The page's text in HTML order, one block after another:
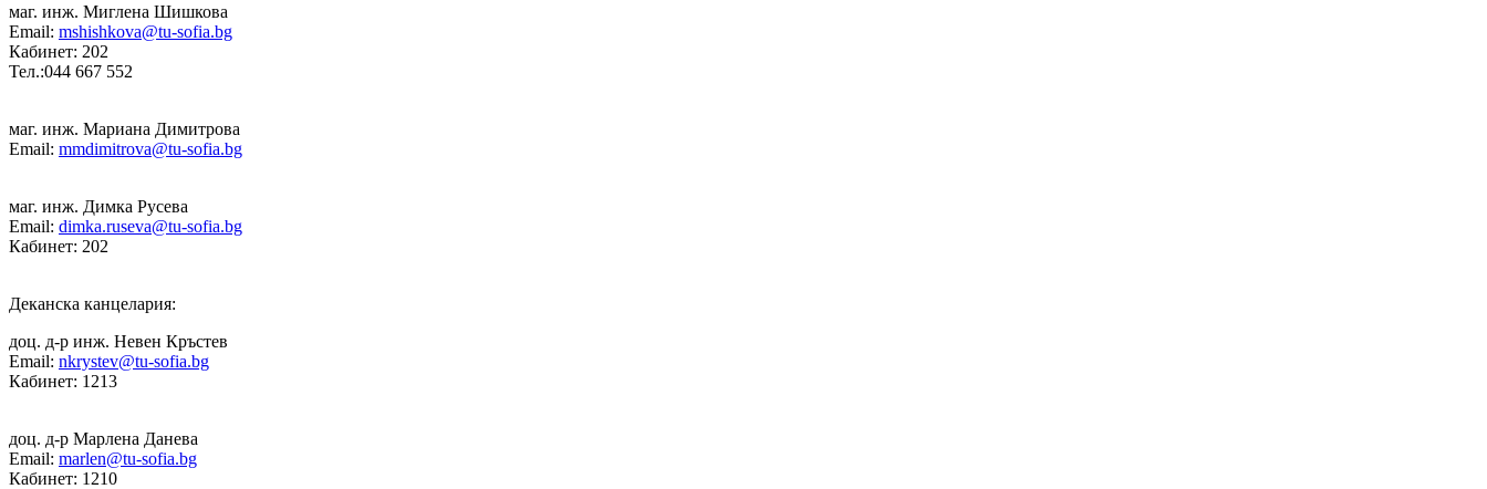
маг. инж. Миглена Шишкова
Email: mshishkova@tu-sofia.bg
Кабинет: 202
Тел.:044 667 552
маг. инж. Мариана Димитрова
Email: mmdimitrova@tu-sofia.bg
маг. инж. Димка Русева
Email: dimka.ruseva@tu-sofia.bg
Кабинет: 202
Деканска канцелария:
доц. д-р инж. Невен Кръстев
Email: nkrystev@tu-sofia.bg
Кабинет: 1213
доц. д-р Марлена Данева
Email: marlen@tu-sofia.bg
Кабинет: 1210